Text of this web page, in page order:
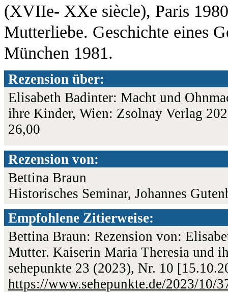
(XVIIe- XXe siècle), Paris
Mutterliebe. Geschichte eines
München 1981.
Rezension über:
Elisabeth Badinter: Macht und
ihre Kinder, Wien: Zsolnay Verlag
26,00
Rezension von:
Bettina Braun
Historisches Seminar, Johannes
Empfohlene Zitierweise:
Bettina Braun: Rezension von:
Mutter. Kaiserin Maria Theresia und
sehepunkte 23 (2023), Nr. 10
https://www.sehepunkte.de/2023/10/